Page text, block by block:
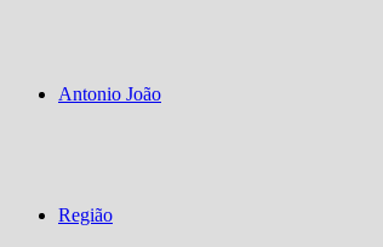
Antonio João
Região